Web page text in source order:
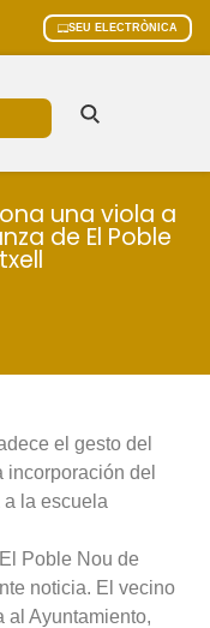
SEU ELECTRÒNICA
una viola a
de El Poble
el gesto del
del
a la escuela
Poble Nou de
noticia. El vecino
al Ayuntamiento,